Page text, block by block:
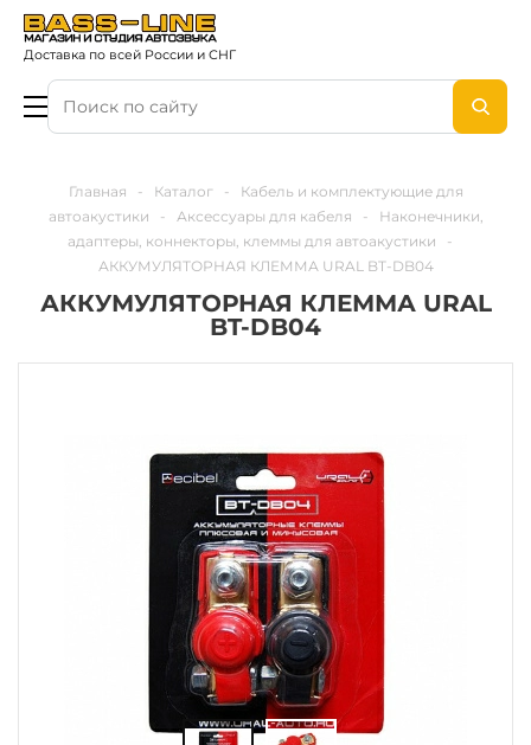
Доставка по всей России и СНГ
Главная - Каталог -
Кабель и комплектующие для
автоакустики
- Аксессуары для кабеля -
Наконечники,
адаптеры, коннекторы, клеммы для автоакустики
-
АККУМУЛЯТОРНАЯ КЛЕММА URAL BT-DB04
АККУМУЛЯТОРНАЯ КЛЕММА URAL
BT-DB04